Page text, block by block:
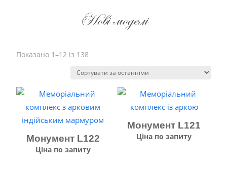
Нові моделі
Показано 1–12 із 138
останніми
Монумент L122
Ціна по запиту
Монумент L121
Ціна по запиту